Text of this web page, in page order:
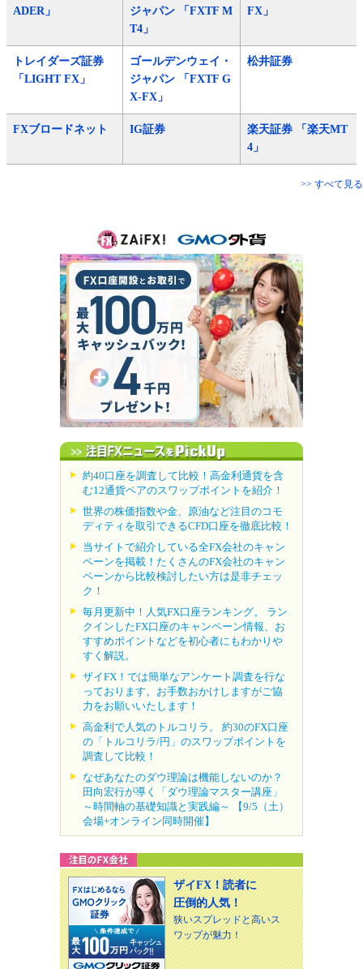
ADER」
ジャパン 「FXTF M
T4」
FX」
トレイダーズ証券
「LIGHT FX」
ゴールデンウェイ・
ジャパン 「FXTF G
X-FX」
松井証券
FXブロードネット IG証券
楽天証券 「楽天MT
4」
>> すべて見る
約40口座を調査して比較！高金利通貨を含
む12通貨ペアのスワップポイントを紹介！
世界の株価指数や金、原油など注目のコモ
ディティを取引できるCFD口座を徹底比較！
当サイトで紹介している全FX会社のキャン
ペーンを掲載！たくさんのFX会社のキャン
ペーンから比較検討したい方は是非チェッ
ク！
毎月更新中！人気FX口座ランキング。 ラン
クインしたFX口座のキャンペーン情報、お
すすめポイントなどを初心者にもわかりや
すく解説。
ザイFX！では簡単なアンケート調査を行な
っております。お手数おかけしますがご協
力をお願いいたします！
高金利で人気のトルコリラ。 約30のFX口座
の「トルコリラ/円」のスワップポイントを
調査して比較！
なぜあなたのダウ理論は機能しないのか？
田向宏行が導く「ダウ理論マスター講座」
～時間軸の基礎知識と実践編～ 【9/5（土）
会場+オンライン同時開催】
ザイFX！読者に
圧倒的人気！
狭いスプレッドと高いス
ワップが魅力！